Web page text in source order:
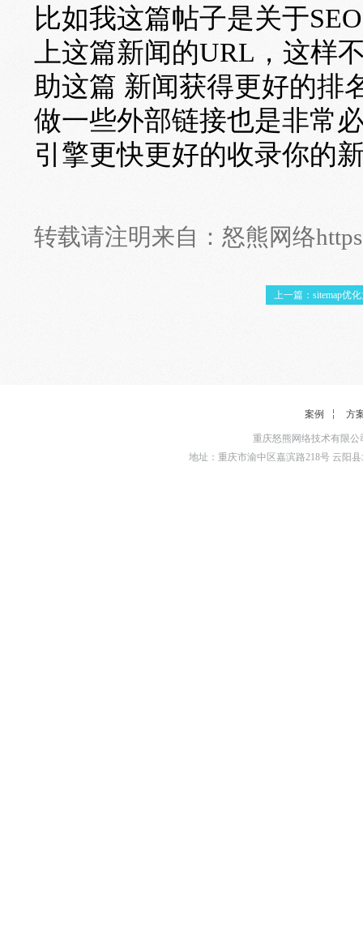
比如我这篇帖子是关于
上这篇新闻的URL，这样
助这篇 新闻获得更好的排
做一些外部链接也是非常
引擎更快更好的收录你的
转载请注明来自： 怒熊网络
上一篇：sitemap优
案例 方
重庆怒熊网络技术有限
地址：重庆市渝中区嘉滨路218号 云阳